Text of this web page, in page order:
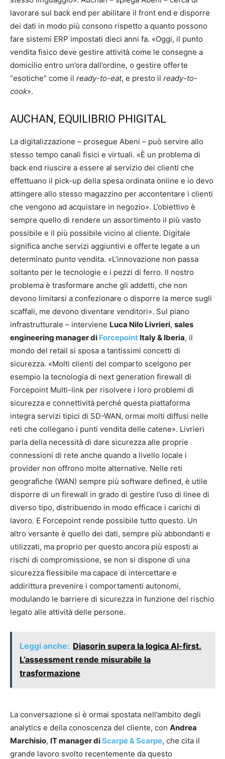
lavorare sul back end per abilitare il front end e disporre
dei dati in modo più consono rispetto a quanto possono
fare sistemi ERP impostati dieci anni fa. «Oggi, il punto
vendita fisico deve gestire attività come le consegne a
domicilio entro un’ora dall’ordine, o gestire offerte
“esotiche” come il ready-to-eat, e presto il ready-to-
cook».
AUCHAN, EQUILIBRIO PHIGITAL
La digitalizzazione – prosegue Abeni – può servire allo
stesso tempo canali fisici e virtuali. «È un problema di
back end riuscire a essere al servizio dei clienti che
effettuano il pick-up della spesa ordinata online e io devo
attingere allo stesso magazzino per accontentare i clienti
che vengono ad acquistare in negozio». L’obiettivo è
sempre quello di rendere un assortimento il più vasto
possibile e il più possibile vicino al cliente. Digitale
significa anche servizi aggiuntivi e offerte legate a un
determinato punto vendita. «L’innovazione non passa
soltanto per le tecnologie e i pezzi di ferro. Il nostro
problema è trasformare anche gli addetti, che non
devono limitarsi a confezionare o disporre la merce sugli
scaffali, me devono diventare venditori». Sul piano
infrastrutturale – interviene Luca Nilo Livrieri, sales
engineering manager di Forcepoint Italy & Iberia, il
mondo del retail si sposa a tantissimi concetti di
sicurezza. «Molti clienti del comparto scelgono per
esempio la tecnologia di next generation firewall di
Forcepoint Multi-link per risolvere i loro problemi di
sicurezza e connettività perché questa piattaforma
integra servizi tipici di SD-WAN, ormai molti diffusi nelle
reti che collegano i punti vendita delle catene». Livrieri
parla della necessità di dare sicurezza alle proprie
connessioni di rete anche quando a livello locale i
provider non offrono molte alternative. Nelle reti
geografiche (WAN) sempre più software defined, è utile
disporre di un firewall in grado di gestire l’uso di linee di
diverso tipo, distribuendo in modo efficace i carichi di
lavoro. E Forcepoint rende possibile tutto questo. Un
altro versante è quello dei dati, sempre più abbondanti e
utilizzati, ma proprio per questo ancora più esposti ai
rischi di compromissione, se non si dispone di una
sicurezza flessibile ma capace di intercettare e
addirittura prevenire i comportamenti autonomi,
modulando le barriere di sicurezza in funzione del rischio
legato alle attività delle persone.
Leggi anche: Diasorin supera la logica AI-first.
L’assessment rende misurabile la
trasformazione
La conversazione si è ormai spostata nell’ambito degli
analytics e della conoscenza del cliente, con Andrea
Marchisio, IT manager diScarpe & Scarpe, che cita il
grande lavoro svolto recentemente da questo